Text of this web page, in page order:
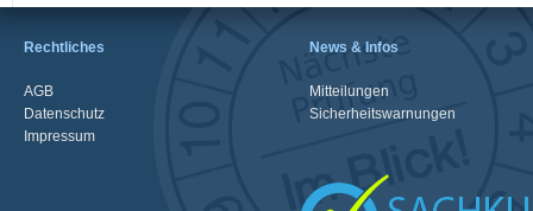
Rechtliches
AGB
Datenschutz
Impressum
News & Infos
Mitteilungen
Sicherheitswarnungen